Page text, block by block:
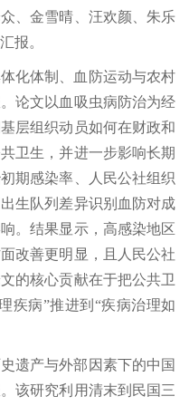
、金雪晴、汪欢颜、朱乐
报。
化体制、血防运动与农村
论文以血吸虫病防治为经
层组织动员如何在财政和
卫生，并进一步影响长期
期感染率、人民公社组织
生队列差异识别血防对成
。结果显示，高感染地区
改善更明显，且人民公社
的核心贡献在于把公共卫
疾病”推进到“疾病治理如
遗产与外部因素下的中国
该研究利用清末到民国三